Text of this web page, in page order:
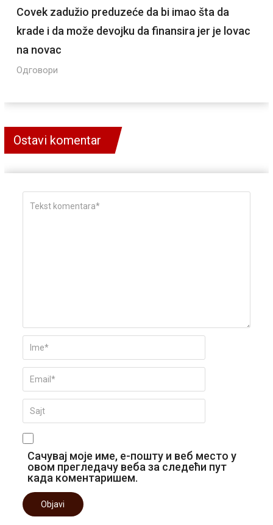
Covek zadužio preduzeće da bi imao šta da
krade i da može devojku da finansira jer je lovac
na novac
Одговори
Ostavi komentar
Сачувај моје име, е-пошту и веб место у
овом прегледачу веба за следећи пут
када коментаришем.